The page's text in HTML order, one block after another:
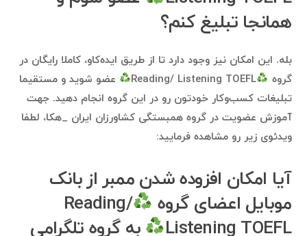
همانجا تبلیغ کنم؟
بله. این امکان نیز وجود دارد تا از طریق ایده‌کاو، کاملا رایگان در
گروه
Reading/ Listening TOEFL
عضو شوید و مستقیما
تبلیغات کسب‌وکار خودتون رو در این گروه انجام دهید. جهت
آموزش عضویت در گروه همبستگی کشاورزان ایران _هکا، لطفا
ویدئوی زیر رو مشاهده فرمایید:
آیا امکان افزوده شدن ممبر از بانک
موبایل اعضای گروه
Reading/
Listening TOEFL
به گروه تلگرامی